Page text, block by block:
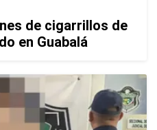
de cigarrillos de
en Guabalá